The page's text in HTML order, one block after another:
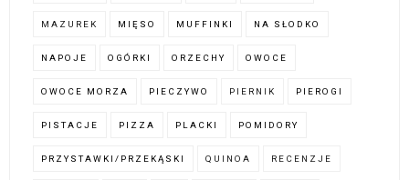
MAZUREK MIĘSO MUFFINKI NA SŁODKO
NAPOJE OGÓRKI ORZECHY OWOCE
OWOCE MORZA PIECZYWO PIERNIK PIEROGI
PISTACJE PIZZA PLACKI POMIDORY
PRZYSTAWKI/PRZEKĄSKI QUINOA RECENZJE